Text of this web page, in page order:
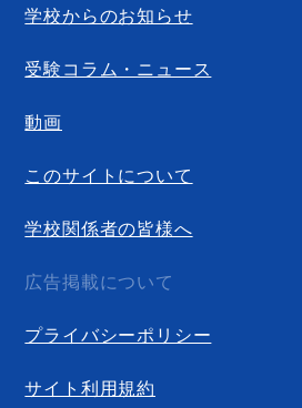
学校からのお知らせ
受験コラム・ニュース
動画
このサイトについて
学校関係者の皆様へ
広告掲載について
プライバシーポリシー
サイト利用規約